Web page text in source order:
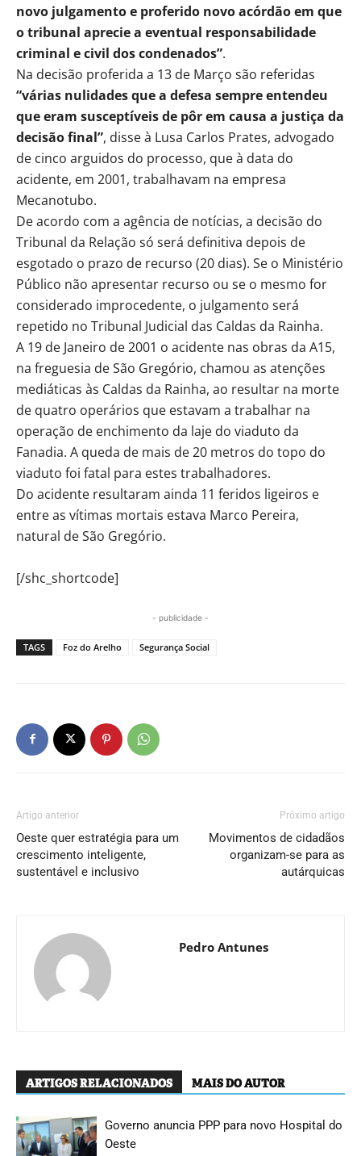
novo julgamento e proferido novo acórdão em que
o tribunal aprecie a eventual responsabilidade
criminal e civil dos condenados”.
Na decisão proferida a 13 de Março são referidas
“várias nulidades que a defesa sempre entendeu
que eram susceptíveis de pôr em causa a justiça da
decisão final”, disse à Lusa Carlos Prates, advogado
de cinco arguidos do processo, que à data do
acidente, em 2001, trabalhavam na empresa
Mecanotubo.
De acordo com a agência de notícias, a decisão do
Tribunal da Relação só será definitiva depois de
esgotado o prazo de recurso (20 dias). Se o Ministério
Público não apresentar recurso ou se o mesmo for
considerado improcedente, o julgamento será
repetido no Tribunal Judicial das Caldas da Rainha.
A 19 de Janeiro de 2001 o acidente nas obras da A15,
na freguesia de São Gregório, chamou as atenções
mediáticas às Caldas da Rainha, ao resultar na morte
de quatro operários que estavam a trabalhar na
operação de enchimento da laje do viaduto da
Fanadia. A queda de mais de 20 metros do topo do
viaduto foi fatal para estes trabalhadores.
Do acidente resultaram ainda 11 feridos ligeiros e
entre as vítimas mortais estava Marco Pereira,
natural de São Gregório.
[/shc_shortcode]
- publicidade -
TAGS Foz do Arelho Segurança Social
Artigo anterior
Oeste quer estratégia para um
crescimento inteligente,
sustentável e inclusivo
Próximo artigo
Movimentos de cidadãos
organizam-se para as
autárquicas
Pedro Antunes
ARTIGOS RELACIONADOS MAIS DO AUTOR
Governo anuncia PPP para novo Hospital do
Oeste